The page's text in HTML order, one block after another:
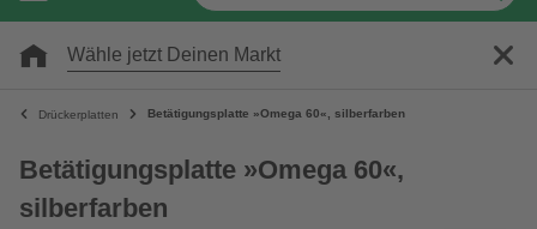
Wähle jetzt Deinen Markt
Drückerplatten Betätigungsplatte »Omega 60«, silberfarben
Betätigungsplatte »Omega 60«,
silberfarben